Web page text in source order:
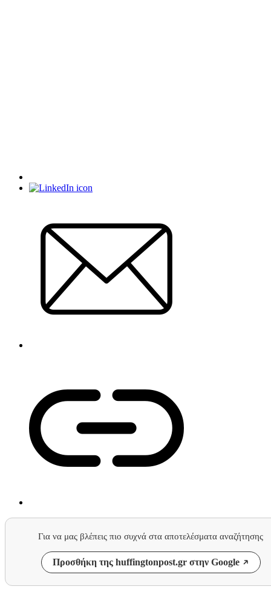
Για να μας βλέπεις πιο συχνά στα αποτελέσματα αναζήτησης
Προσθήκη της huffingtonpost.gr στην Google